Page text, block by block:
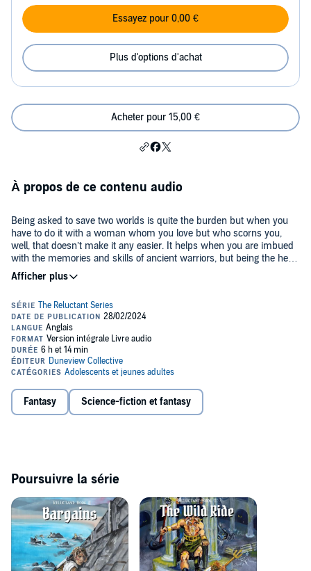
Essayez pour 0,00 €
Plus d'options d'achat
Acheter pour 15,00 €
À propos de ce contenu audio
Being asked to save two worlds is quite the burden but when you
have to do it with a woman whom you love but who scorns you,
well, that doesn’t make it any easier. It helps when you are imbued
with the memories and skills of ancient warriors, but being the hero
is rarely a joy ride, a lesson Quentin learns the hard way. Along the
way he meets a Goddess who leads him to a six-thousand-year-old
ancient struggle.
slavery and save his own world from heading down the same path.
Two world’s fates lie in his hands and he has only his instincts and
his warm generous heart to guide him through it all.
©2023 Karen Renee Krebs (P)2024 Karen Renee Krebs
Fantasy Science-fiction et fantasy
Poursuivre la série